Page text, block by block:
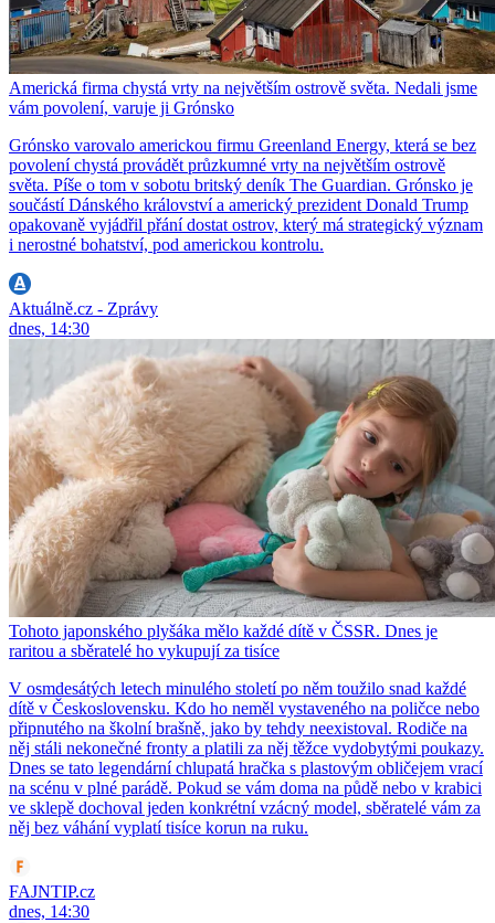
Americká firma chystá vrty na největším ostrově světa. Nedali jsme
vám povolení, varuje ji Grónsko
Grónsko varovalo americkou firmu Greenland Energy, která se bez
povolení chystá provádět průzkumné vrty na největším ostrově
světa. Píše o tom v sobotu britský deník The Guardian. Grónsko je
součástí Dánského království a americký prezident Donald Trump
opakovaně vyjádřil přání dostat ostrov, který má strategický význam
i nerostné bohatství, pod americkou kontrolu.
Aktuálně.cz - Zprávy
dnes, 14:30
Tohoto japonského plyšáka mělo každé dítě v ČSSR. Dnes je
raritou a sběratelé ho vykupují za tisíce
V osmdesátých letech minulého století po něm toužilo snad každé
dítě v Československu. Kdo ho neměl vystaveného na poličce nebo
připnutého na školní brašně, jako by tehdy neexistoval. Rodiče na
něj stáli nekonečné fronty a platili za něj těžce vydobytými poukazy.
Dnes se tato legendární chlupatá hračka s plastovým obličejem vrací
na scénu v plné parádě. Pokud se vám doma na půdě nebo v krabici
ve sklepě dochoval jeden konkrétní vzácný model, sběratelé vám za
něj bez váhání vyplatí tisíce korun na ruku.
FAJNTIP.cz
dnes, 14:30